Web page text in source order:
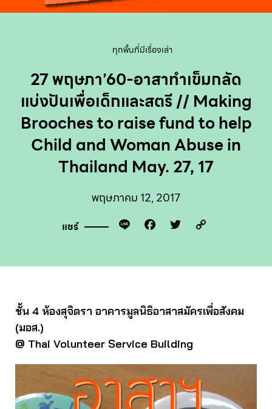
ทุกพื้นที่มีเรื่องเล่า
27 พฤษภา’60-อาสาทำเข็มกลัด
แบ่งปันเพื่อเด็กและสตรี // Making
Brooches to raise fund to help
Child and Woman Abuse in
Thailand May. 27, 17
พฤษภาคม 12, 2017
แชร์ Line Facebook
Twitter
ชั้น 4 ห้องสุจิตรา อาคารมูลนิธิอาสาสมัครเพื่อสังคม
(มอส.)
@ Thai Volunteer Service Building